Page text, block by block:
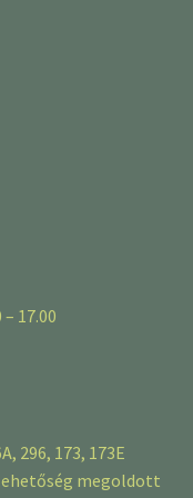
17.00
296, 173, 173E
megoldott